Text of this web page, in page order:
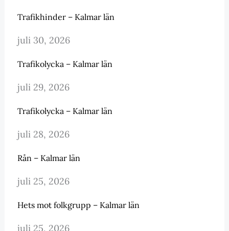
Trafikhinder – Kalmar län
juli 30, 2026
Trafikolycka – Kalmar län
juli 29, 2026
Trafikolycka – Kalmar län
juli 28, 2026
Rån – Kalmar län
juli 25, 2026
Hets mot folkgrupp – Kalmar län
juli 25, 2026